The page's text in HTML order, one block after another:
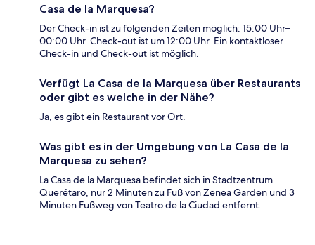
Casa de la Marquesa?
Der Check-in ist zu folgenden Zeiten möglich: 15:00 Uhr–
00:00 Uhr. Check-out ist um 12:00 Uhr. Ein kontaktloser
Check-in und Check-out ist möglich.
Verfügt La Casa de la Marquesa über Restaurants
oder gibt es welche in der Nähe?
Ja, es gibt ein Restaurant vor Ort.
Was gibt es in der Umgebung von La Casa de la
Marquesa zu sehen?
La Casa de la Marquesa befindet sich in Stadtzentrum
Querétaro, nur 2 Minuten zu Fuß von Zenea Garden und 3
Minuten Fußweg von Teatro de la Ciudad entfernt.